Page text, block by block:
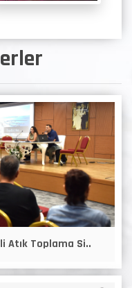
Atık Toplama Si..